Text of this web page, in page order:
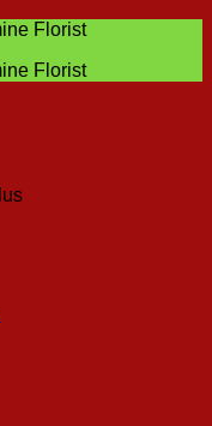
Florist
Florist